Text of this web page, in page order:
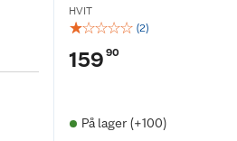
HVIT
☆☆☆☆☆ (2)
159 90
På lager (+100)